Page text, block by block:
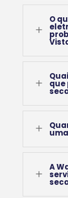
L
O
L que
L
L
A